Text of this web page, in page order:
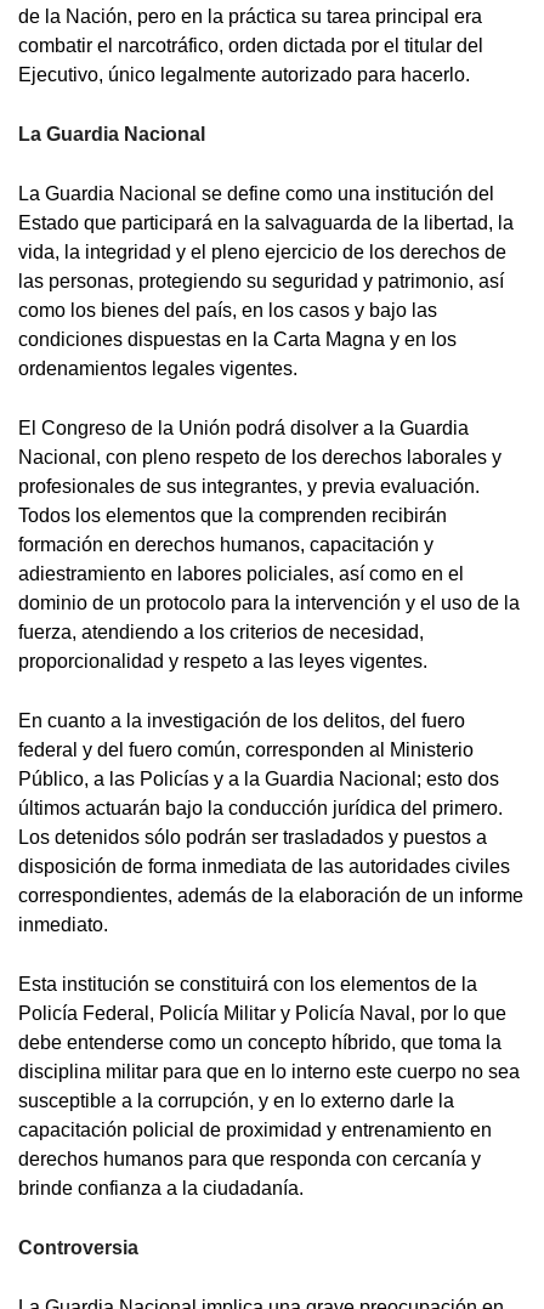
de la Nación, pero en la práctica su tarea principal era
combatir el narcotráfico, orden dictada por el titular del
Ejecutivo, único legalmente autorizado para hacerlo.
La Guardia Nacional
La Guardia Nacional se define como una institución del
Estado que participará en la salvaguarda de la libertad, la
vida, la integridad y el pleno ejercicio de los derechos de
las personas, protegiendo su seguridad y patrimonio, así
como los bienes del país, en los casos y bajo las
condiciones dispuestas en la Carta Magna y en los
ordenamientos legales vigentes.
El Congreso de la Unión podrá disolver a la Guardia
Nacional, con pleno respeto de los derechos laborales y
profesionales de sus integrantes, y previa evaluación.
Todos los elementos que la comprenden recibirán
formación en derechos humanos, capacitación y
adiestramiento en labores policiales, así como en el
dominio de un protocolo para la intervención y el uso de la
fuerza, atendiendo a los criterios de necesidad,
proporcionalidad y respeto a las leyes vigentes.
En cuanto a la investigación de los delitos, del fuero
federal y del fuero común, corresponden al Ministerio
Público, a las Policías y a la Guardia Nacional; esto dos
últimos actuarán bajo la conducción jurídica del primero.
Los detenidos sólo podrán ser trasladados y puestos a
disposición de forma inmediata de las autoridades civiles
correspondientes, además de la elaboración de un informe
inmediato.
Esta institución se constituirá con los elementos de la
Policía Federal, Policía Militar y Policía Naval, por lo que
debe entenderse como un concepto híbrido, que toma la
disciplina militar para que en lo interno este cuerpo no sea
susceptible a la corrupción, y en lo externo darle la
capacitación policial de proximidad y entrenamiento en
derechos humanos para que responda con cercanía y
brinde confianza a la ciudadanía.
Controversia